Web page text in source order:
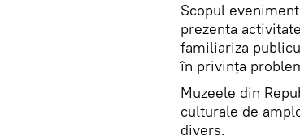
Scopul
prezenta
familiariza
în privința
Muzeele din
culturale de
divers.